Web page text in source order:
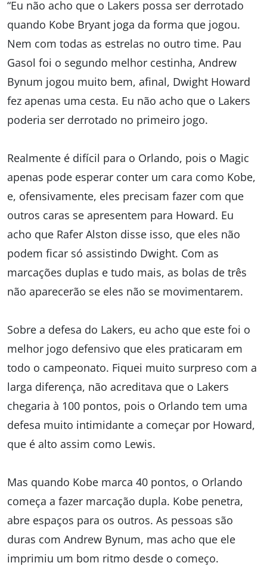
“Eu não acho que o Lakers possa ser derrotado
quando Kobe Bryant joga da forma que jogou.
Nem com todas as estrelas no outro time. Pau
Gasol foi o segundo melhor cestinha, Andrew
Bynum jogou muito bem, afinal, Dwight Howard
fez apenas uma cesta. Eu não acho que o Lakers
poderia ser derrotado no primeiro jogo.
Realmente é difícil para o Orlando, pois o Magic
apenas pode esperar conter um cara como Kobe,
e, ofensivamente, eles precisam fazer com que
outros caras se apresentem para Howard. Eu
acho que Rafer Alston disse isso, que eles não
podem ficar só assistindo Dwight. Com as
marcações duplas e tudo mais, as bolas de três
não aparecerão se eles não se movimentarem.
Sobre a defesa do Lakers, eu acho que este foi o
melhor jogo defensivo que eles praticaram em
todo o campeonato. Fiquei muito surpreso com a
larga diferença, não acreditava que o Lakers
chegaria à 100 pontos, pois o Orlando tem uma
defesa muito intimidante a começar por Howard,
que é alto assim como Lewis.
Mas quando Kobe marca 40 pontos, o Orlando
começa a fazer marcação dupla. Kobe penetra,
abre espaços para os outros. As pessoas são
duras com Andrew Bynum, mas acho que ele
imprimiu um bom ritmo desde o começo.